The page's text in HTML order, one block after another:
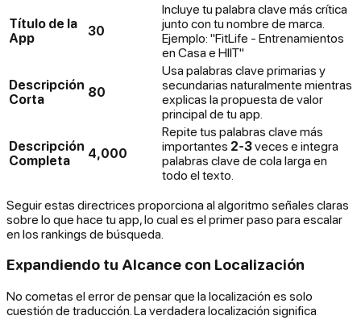
Título de la
App
30
Incluye tu palabra clave más crítica
junto con tu nombre de marca.
Ejemplo: "FitLife - Entrenamientos
en Casa e HIIT"
Descripción
Corta
80
Usa palabras clave primarias y
secundarias naturalmente mientras
explicas la propuesta de valor
principal de tu app.
Descripción
Completa
4,000
Repite tus palabras clave más
importantes 2-3veces e integra
palabras clave de cola larga en
todo el texto.
Seguir estas directrices proporciona al algoritmo señales claras
sobre lo que hace tu app, lo cual es el primer paso para escalar
en los rankings de búsqueda.
Expandiendo tu Alcance con Localización
No cometas el error de pensar que la localización es solo
cuestión de traducción. La verdadera localización significa